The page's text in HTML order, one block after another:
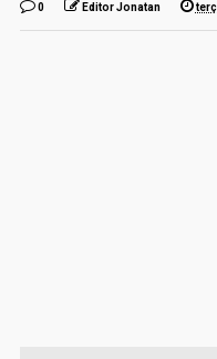
0 Editor Jonatan